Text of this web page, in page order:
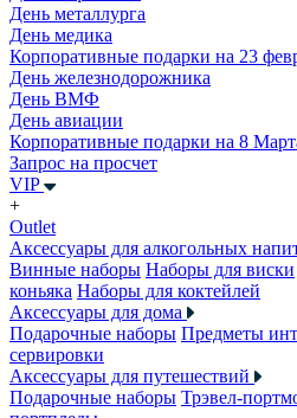
День металлурга
День медика
Корпоративные подарки на 23
День железнодорожника
День ВМФ
День авиации
Корпоративные подарки на 8
Запрос на просчет
VIP
+
Outlet
Аксессуары для алкогольных
Винные наборы Наборы для виски
коньяка Наборы для коктейлей
Аксессуары для дома
Подарочные наборы Предметы
сервировки
Аксессуары для путешествий
Подарочные наборы Трэвел-